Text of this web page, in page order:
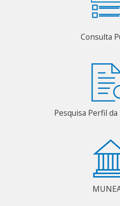
Consulta
Pesquisa Perfil